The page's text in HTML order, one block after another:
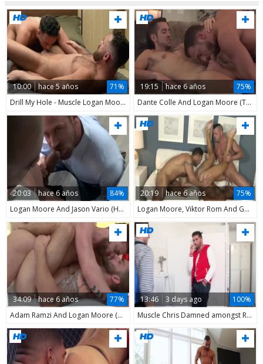
10:00 hace 5 años
71%
Drill My Hole - Muscle Logan Moore blowjob licking ass
19:15 hace 6 años
75%
Dante Colle And Logan Moore (TCF)
20:03 hace 6 años
84%
Logan Moore And Jason Vario (HFM P6)
20:19 hace 6 años
75%
Logan Moore, Viktor Rom And Gabriel Lunna (MM)
34:09 hace 6 años
77%
Adam Ramzi And Logan Moore (OTL)
13:46 3 days ago
100%
Muscle Chris Damned amongst Robbie Caruso bareback anal fucks